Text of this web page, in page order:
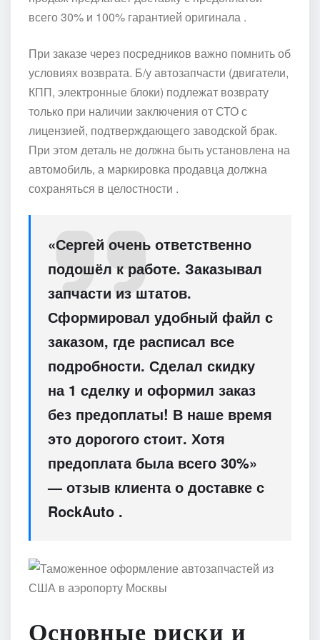
всего 30% и 100% гарантией оригинала .
При заказе через посредников важно помнить об
условиях возврата. Б/у автозапчасти (двигатели,
КПП, электронные блоки) подлежат возврату
только при наличии заключения от СТО с
лицензией, подтверждающего заводской брак.
При этом деталь не должна быть установлена на
автомобиль, а маркировка продавца должна
сохраняться в целостности .
«Сергей очень ответственно
подошёл к работе. Заказывал
запчасти из штатов.
Сформировал удобный файл с
заказом, где расписал все
подробности. Сделал скидку
на 1 сделку и оформил заказ
без предоплаты! В наше время
это дорогого стоит. Хотя
предоплата была всего 30%»
— отзыв клиента о доставке с
RockAuto .
Основные риски и